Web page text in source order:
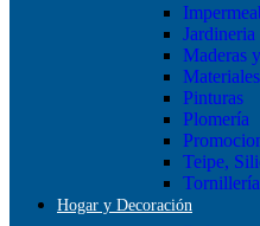
Jardineria
Maderas
Pinturas
Plomería
Teipe,
Tornillería
Hogar y Decoración